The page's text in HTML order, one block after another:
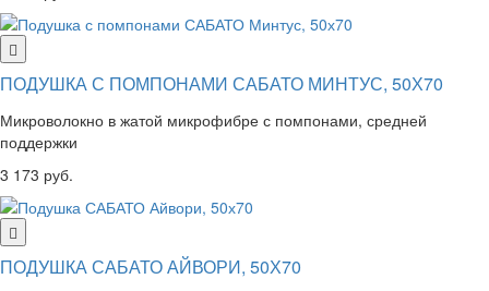
ПОДУШКА С ПОМПОНАМИ САБАТО МИНТУС, 50Х70
Микроволокно в жатой микрофибре с помпонами, средней
поддержки
3 173 руб.
ПОДУШКА САБАТО АЙВОРИ, 50Х70